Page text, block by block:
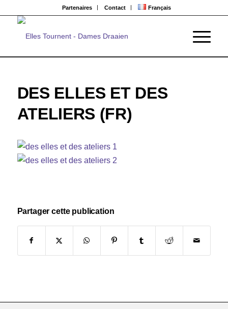
Partenaires Contact Français
DES ELLES ET DES
ATELIERS (FR)
Partager cette publication